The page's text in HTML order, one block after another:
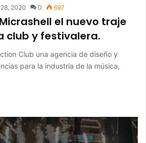
2020 0 697
el nuevo traje
club y festivalera.
Club una agencia de diseño y
para la industria de la música,